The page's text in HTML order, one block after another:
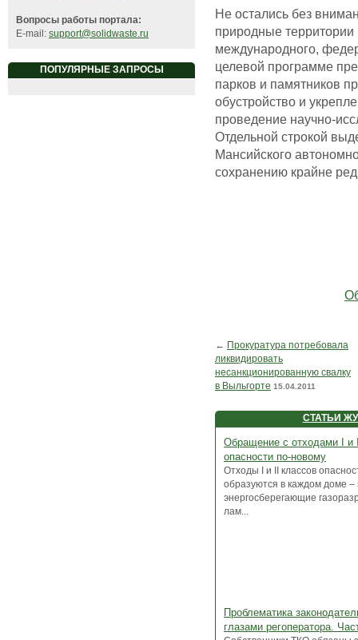
Вопросы работы портала:
E-mail: support@solidwaste.ru
ПОПУЛЯРНЫЕ ЗАПРОСЫ
Не остались без
природные территории
международного,
целевой программе
парков и памятников
обустройство и
проведение научно-
Отдельной строкой
Мансийского
сохранению крайне
← Прокуратура потребовала
ликвидировать
несанкционированную свалку
в Выльгорте 15.04.2011
СТАТЬИ
Обращение с отходами I и
опасности по-новому
Отходы I и II классов
образуются в каждом доме –
энергосберегающие
лам...
Проблематика
глазами регоператора.